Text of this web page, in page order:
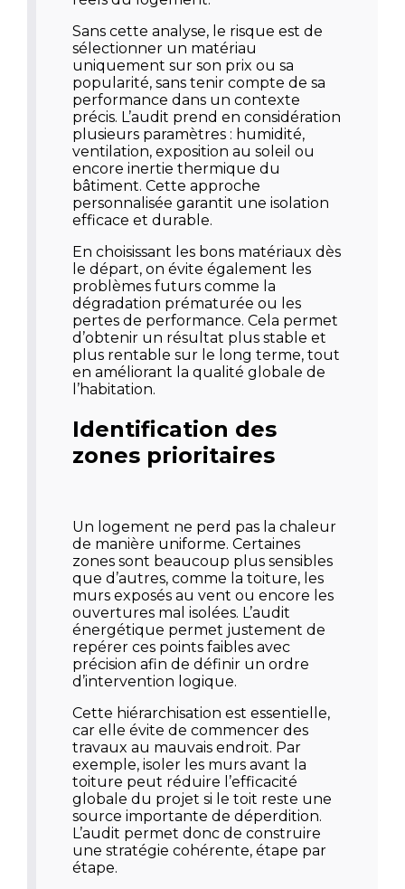
Sans cette analyse, le risque est de
sélectionner un matériau
uniquement sur son prix ou sa
popularité, sans tenir compte de sa
performance dans un contexte
précis. L’audit prend en considération
plusieurs paramètres : humidité,
ventilation, exposition au soleil ou
encore inertie thermique du
bâtiment. Cette approche
personnalisée garantit une isolation
efficace et durable.
En choisissant les bons matériaux dès
le départ, on évite également les
problèmes futurs comme la
dégradation prématurée ou les
pertes de performance. Cela permet
d’obtenir un résultat plus stable et
plus rentable sur le long terme, tout
en améliorant la qualité globale de
l’habitation.
Identification des
zones prioritaires
Un logement ne perd pas la chaleur
de manière uniforme. Certaines
zones sont beaucoup plus sensibles
que d’autres, comme la toiture, les
murs exposés au vent ou encore les
ouvertures mal isolées. L’audit
énergétique permet justement de
repérer ces points faibles avec
précision afin de définir un ordre
d’intervention logique.
Cette hiérarchisation est essentielle,
car elle évite de commencer des
travaux au mauvais endroit. Par
exemple, isoler les murs avant la
toiture peut réduire l’efficacité
globale du projet si le toit reste une
source importante de déperdition.
L’audit permet donc de construire
une stratégie cohérente, étape par
étape.